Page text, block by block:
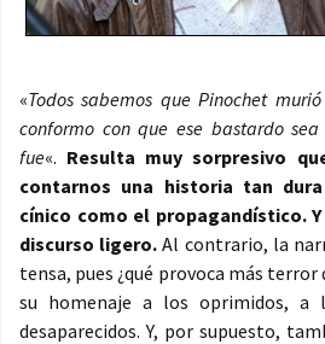
«Todos sabemos que Pinochet
conformo con que ese bastardo
fue«. Resulta muy sorpresivo
contarnos una historia tan
cínico como el propagandístico.
discurso ligero. Al contrario, la
tensa, pues ¿qué provoca más terror
su homenaje a los oprimidos, a
desaparecidos. Y, por supuesto,